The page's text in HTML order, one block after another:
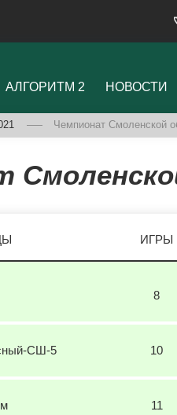
АЛГОРИТМ 2 НОВОСТИ
Чемпионат Смоленской
ИГРЫ
8
СШ-5 10
11